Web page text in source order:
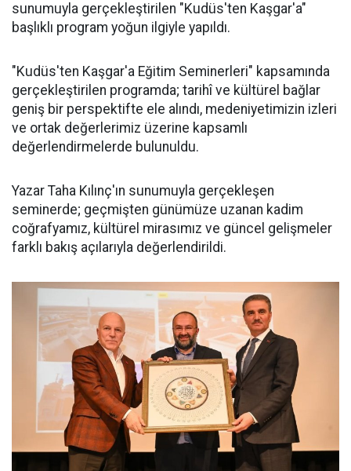
sunumuyla gerçekleştirilen "Kudüs'ten Kaşgar'a"
başlıklı program yoğun ilgiyle yapıldı.
"Kudüs'ten Kaşgar'a Eğitim Seminerleri" kapsamında
gerçekleştirilen programda; tarihî ve kültürel bağlar
geniş bir perspektifte ele alındı, medeniyetimizin izleri
ve ortak değerlerimiz üzerine kapsamlı
değerlendirmelerde bulunuldu.
Yazar Taha Kılınç'ın sunumuyla gerçekleşen
seminerde; geçmişten günümüze uzanan kadim
coğrafyamız, kültürel mirasımız ve güncel gelişmeler
farklı bakış açılarıyla değerlendirildi.